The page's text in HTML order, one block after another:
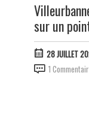
sur un
28 JUILLET
1